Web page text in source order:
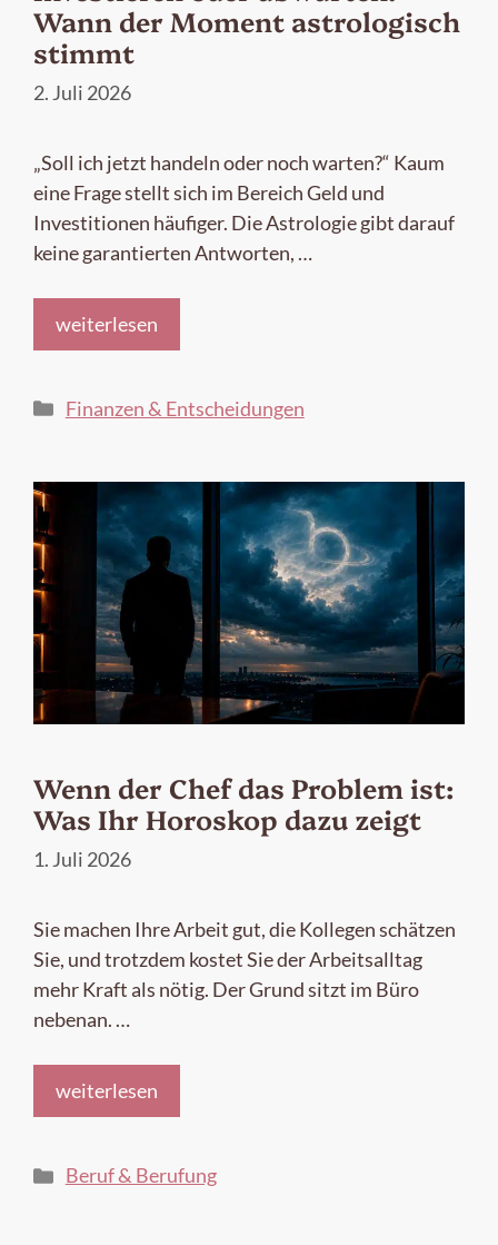
Wann der Moment astrologisch
stimmt
2. Juli 2026
„Soll ich jetzt handeln oder noch warten?“ Kaum
eine Frage stellt sich im Bereich Geld und
Investitionen häufiger. Die Astrologie gibt darauf
keine garantierten Antworten, …
weiterlesen
Kategorien
Finanzen & Entscheidungen
Wenn der Chef das Problem ist:
Was Ihr Horoskop dazu zeigt
1. Juli 2026
Sie machen Ihre Arbeit gut, die Kollegen schätzen
Sie, und trotzdem kostet Sie der Arbeitsalltag
mehr Kraft als nötig. Der Grund sitzt im Büro
nebenan. …
weiterlesen
Kategorien
Beruf & Berufung